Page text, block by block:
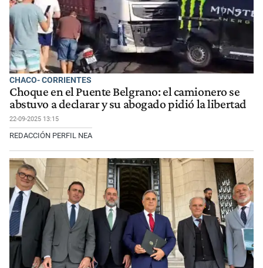
CHACO- CORRIENTES
Choque en el Puente Belgrano: el camionero se
abstuvo a declarar y su abogado pidió la libertad
22-09-2025 13:15
REDACCIÓN PERFIL NEA